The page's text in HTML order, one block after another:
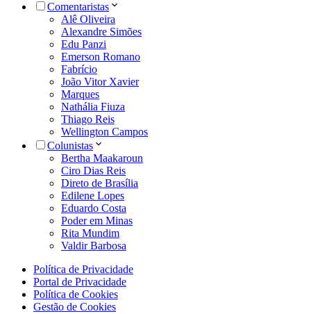
Comentaristas
Alê Oliveira
Alexandre Simões
Edu Panzi
Emerson Romano
Fabrício
João Vitor Xavier
Marques
Nathália Fiuza
Thiago Reis
Wellington Campos
Colunistas
Bertha Maakaroun
Ciro Dias Reis
Direto de Brasília
Edilene Lopes
Eduardo Costa
Poder em Minas
Rita Mundim
Valdir Barbosa
Política de Privacidade
Portal de Privacidade
Política de Cookies
Gestão de Cookies